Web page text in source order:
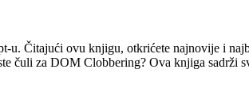
u. Čitajući ovu knjigu, otkrićete najnovije i
čuli za DOM Clobbering? Ova knjiga sadrži